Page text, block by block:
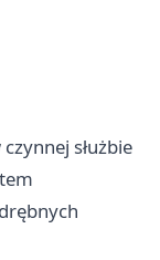
służbie